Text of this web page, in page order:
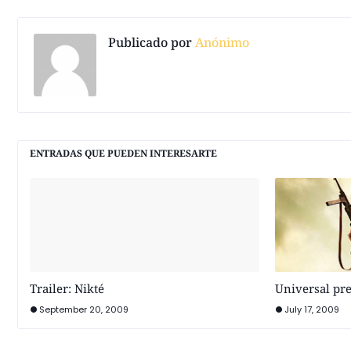
Publicado porAnónimo
ENTRADAS QUE PUEDEN INTERESARTE
Trailer: Nikté
September 20, 2009
Universal
July 17, 2009